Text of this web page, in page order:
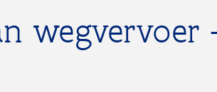
wegvervoer